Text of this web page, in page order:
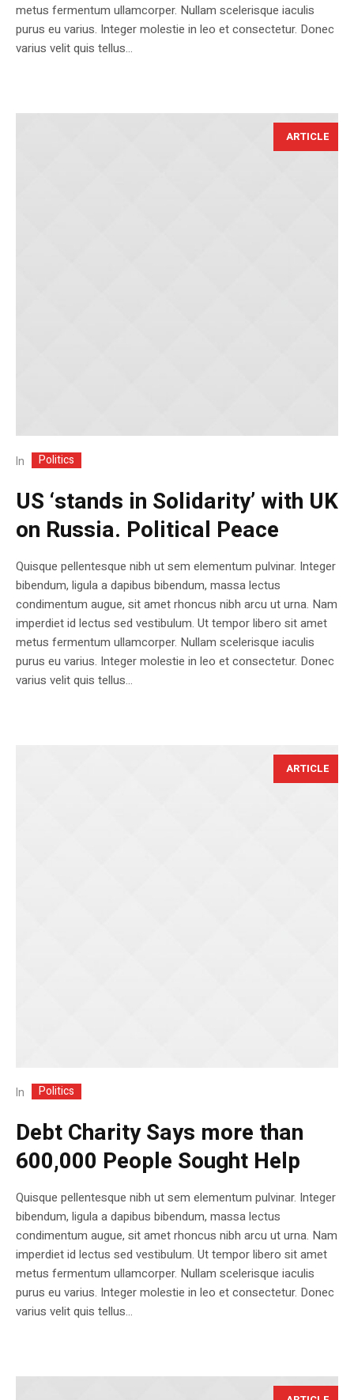
metus fermentum ullamcorper. Nullam scelerisque iaculis
purus eu varius. Integer molestie in leo et consectetur. Donec
varius velit quis tellus...
ARTICLE
In Politics
US ‘stands in Solidarity’ with UK
on Russia. Political Peace
Quisque pellentesque nibh ut sem elementum pulvinar. Integer
bibendum, ligula a dapibus bibendum, massa lectus
condimentum augue, sit amet rhoncus nibh arcu ut urna. Nam
imperdiet id lectus sed vestibulum. Ut tempor libero sit amet
metus fermentum ullamcorper. Nullam scelerisque iaculis
purus eu varius. Integer molestie in leo et consectetur. Donec
varius velit quis tellus...
ARTICLE
In Politics
Debt Charity Says more than
600,000 People Sought Help
Quisque pellentesque nibh ut sem elementum pulvinar. Integer
bibendum, ligula a dapibus bibendum, massa lectus
condimentum augue, sit amet rhoncus nibh arcu ut urna. Nam
imperdiet id lectus sed vestibulum. Ut tempor libero sit amet
metus fermentum ullamcorper. Nullam scelerisque iaculis
purus eu varius. Integer molestie in leo et consectetur. Donec
varius velit quis tellus...